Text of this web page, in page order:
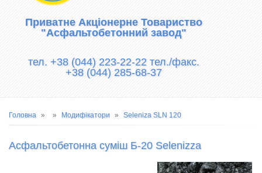
Приватне Акціонерне Товариство
"Асфальтобетонний завод"
тел. +38 (044) 223-22-22 тел./факс.
+38 (044) 285-68-37
Рядок
Головна Модифікатори Seleniza SLN 120
Асфальтобетонна суміш Б-20 Selenizza